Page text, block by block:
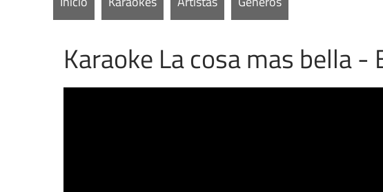
Karaoke La cosa mas bella -